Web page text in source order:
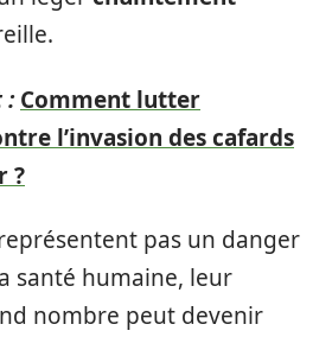
: Comment lutter
l’invasion des cafards
?
pas un danger
santé humaine, leur
nombre peut devenir